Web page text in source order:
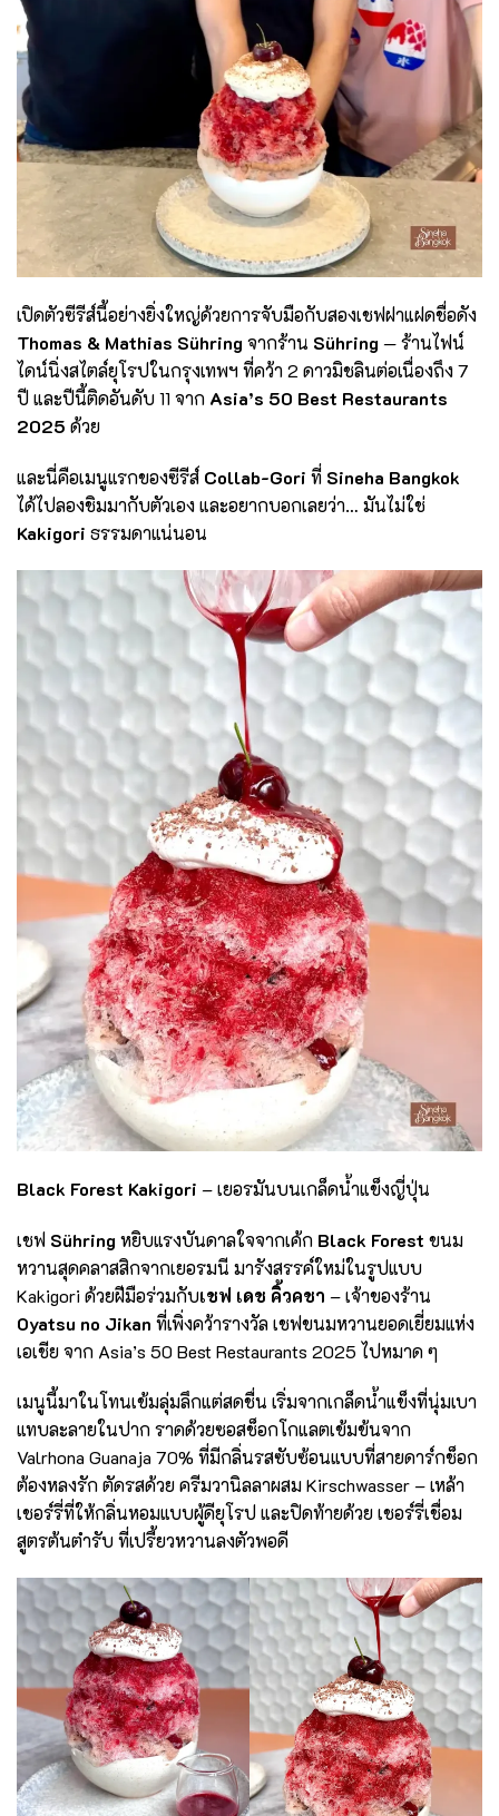
เปิดตัวซีรีส์นี้อย่างยิ่งใหญ่ด้วยการจับมือกับสองเชฟฝาแฝดชื่อดัง
Thomas & Mathias Sühring จากร้าน Sühring — ร้านไฟน์
ไดน์นิ่งสไตล์ยุโรปในกรุงเทพฯ ที่คว้า 2 ดาวมิชลินต่อเนื่องถึง 7
ปี และปีนี้ติดอันดับ 11 จาก Asia’s 50 Best Restaurants
2025 ด้วย
และนี่คือเมนูแรกของซีรีส์ Collab-Gori ที่ Sineha Bangkok
ได้ไปลองชิมมากับตัวเอง และอยากบอกเลยว่า… มันไม่ใช่
Kakigori ธรรมดาแน่นอน
Black Forest Kakigori – เยอรมันบนเกล็ดน้ำแข็งญี่ปุ่น
เชฟ Sühring หยิบแรงบันดาลใจจากเค้ก Black Forest ขนม
หวานสุดคลาสสิกจากเยอรมนี มารังสรรค์ใหม่ในรูปแบบ
Kakigori ด้วยฝีมือร่วมกับเชฟ เดช คิ้วคชา – เจ้าของร้าน
Oyatsu no Jikan ที่เพิ่งคว้ารางวัล เชฟขนมหวานยอดเยี่ยมแห่ง
เอเชีย จาก Asia’s 50 Best Restaurants 2025 ไปหมาด ๆ
เมนูนี้มาในโทนเข้มลุ่มลึกแต่สดชื่น เริ่มจากเกล็ดน้ำแข็งที่นุ่มเบา
แทบละลายในปาก ราดด้วยซอสช็อกโกแลตเข้มข้นจาก
Valrhona Guanaja 70% ที่มีกลิ่นรสซับซ้อนแบบที่สายดาร์กช็อก
ต้องหลงรัก ตัดรสด้วย ครีมวานิลลาผสม Kirschwasser – เหล้า
เชอร์รี่ที่ให้กลิ่นหอมแบบผู้ดียุโรป และปิดท้ายด้วย เชอร์รี่เชื่อม
สูตรต้นตำรับ ที่เปรี้ยวหวานลงตัวพอดี